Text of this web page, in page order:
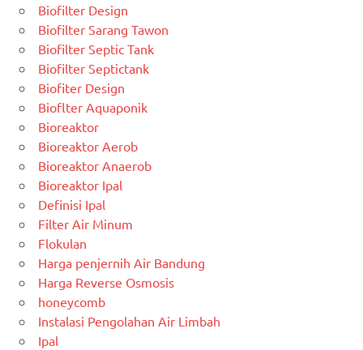
Biofilter Design
Biofilter Sarang Tawon
Biofilter Septic Tank
Biofilter Septictank
Biofiter Design
Bioflter Aquaponik
Bioreaktor
Bioreaktor Aerob
Bioreaktor Anaerob
Bioreaktor Ipal
Definisi Ipal
Filter Air Minum
Flokulan
Harga penjernih Air Bandung
Harga Reverse Osmosis
honeycomb
Instalasi Pengolahan Air Limbah
Ipal